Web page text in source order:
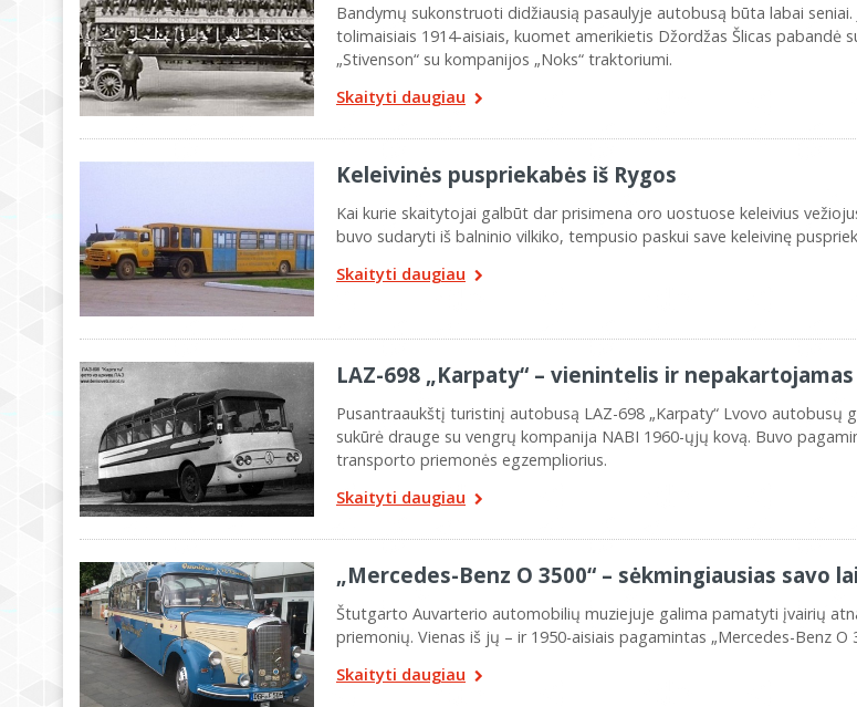
Bandymų sukonstruoti didžiausią pasaulyje autobusą būta labai
tolimaisiais 1914-aisiais, kuomet amerikietis Džordžas Šlicas pabandė
„Stivenson“ su kompanijos „Noks“ traktoriumi.
Skaityti daugiau
Keleivinės puspriekabės iš Rygos
Kai kurie skaitytojai galbūt dar prisimena oro uostuose keleivius
buvo sudaryti iš balninio vilkiko, tempusio paskui save keleivinę
Skaityti daugiau
LAZ-698 „Karpaty“ – vienintelis ir nepakartojamas
Pusantraaukštį turistinį autobusą LAZ-698 „Karpaty“ Lvovo autobusų
sukūrė drauge su vengrų kompanija NABI 1960-ųjų kovą. Buvo
transporto priemonės egzempliorius.
Skaityti daugiau
„Mercedes-Benz O 3500“ – sėkmingiausias savo
Štutgarto Auvarterio automobilių muziejuje galima pamatyti įvairių
priemonių. Vienas iš jų – ir 1950-aisiais pagamintas „Mercedes-Benz
Skaityti daugiau